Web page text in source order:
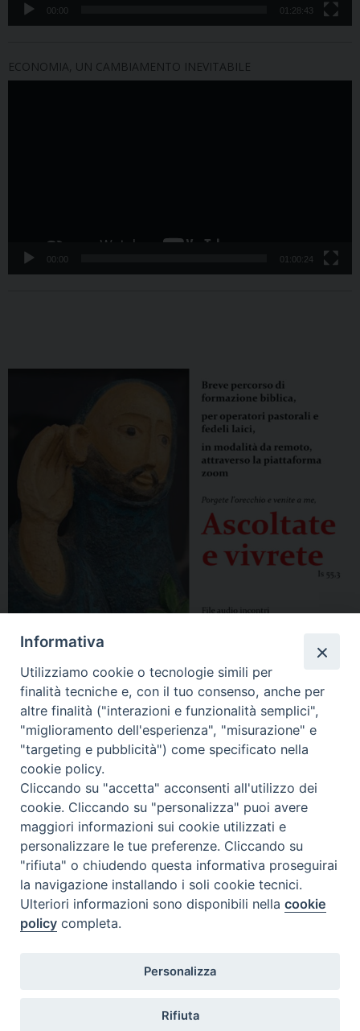
00:00 01:28:43
ECONOMIA, UN CAMBIAMENTO INEVITABILE
00:00 01:00:24
Informativa
Utilizziamo cookie o tecnologie simili per
finalità tecniche e, con il tuo consenso, anche per
altre finalità ("interazioni e funzionalità semplici",
"miglioramento dell'esperienza", "misurazione" e
"targeting e pubblicità") come specificato nella
cookie policy.
Cliccando su "accetta" acconsenti all'utilizzo dei
cookie. Cliccando su "personalizza" puoi avere
maggiori informazioni sui cookie utilizzati e
personalizzare le tue preferenze. Cliccando su
"rifiuta" o chiudendo questa informativa proseguirai
la navigazione installando i soli cookie tecnici.
Ulteriori informazioni sono disponibili nellacookie
policy completa.
Personalizza
Rifiuta